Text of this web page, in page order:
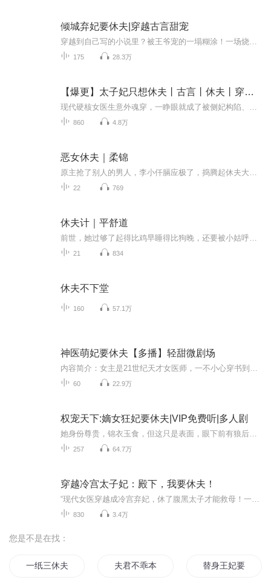
倾城弃妃要休夫|穿越古言甜宠
175 28.3万
【爆更】太子妃只想休夫丨古言丨休夫丨穿越丨女频
860 4.8万
恶女休夫｜柔锦
22 769
休夫计｜平舒道
21 834
休夫不下堂
160 57.1万
神医萌妃要休夫【多播】轻甜微剧场
60 22.9万
权宠天下:嫡女狂妃要休夫|VIP免费听|多人剧
257 64.7万
穿越冷宫太子妃：殿下，我要休夫！
830 3.4万
您是不是在找：
一纸三休夫 夫君不乖本妃休三夫 替身王妃要休夫